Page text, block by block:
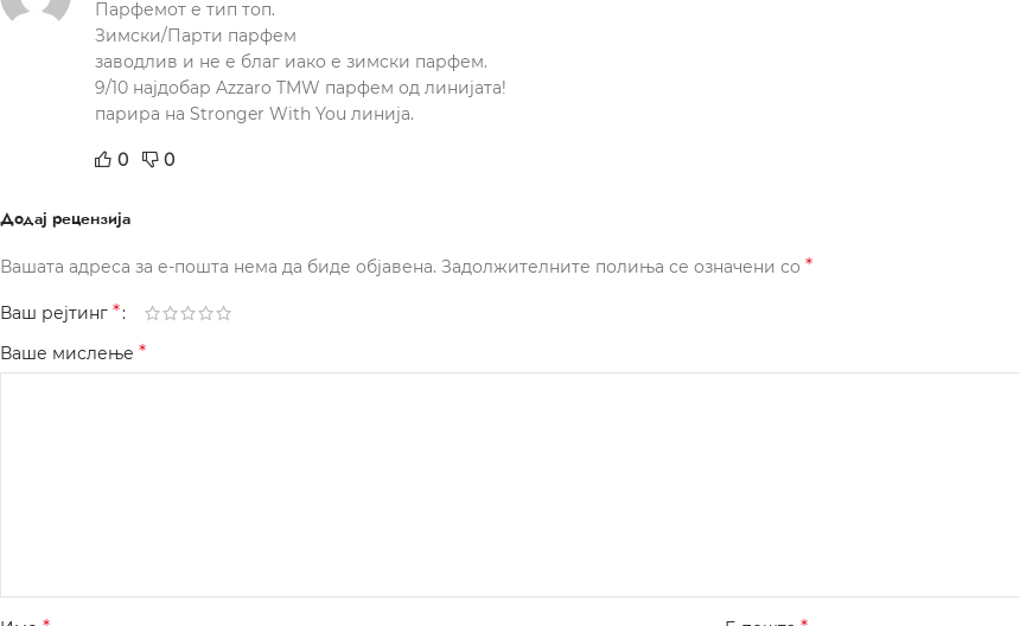
Парфемот е тип топ.
Зимски/Парти парфем
заводлив и не е благ иако е зимски парфем.
9/10 најдобар Azzaro TMW парфем од линијата!
парира на Stronger With You линија.
0 0
Додај рецензија
Вашата адреса за е-пошта нема да биде објавена. Задолжителните полиња се означени со *
Ваш рејтинг *
Ваше мислење *